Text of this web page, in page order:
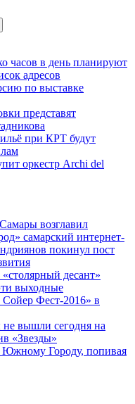
часов в день планируют
адресов
по выставке
представят
при КРТ будут
оркестр Archi del
возглавил
самарский интернет-
покинул пост
десант»
выходные
Фест-2016» в
вышли сегодня на
«Звезды»
Южному Городу, попивая